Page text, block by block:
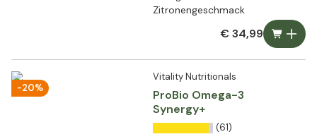
Zitronengeschmack
€ 34,99
-20%
Vitality Nutritionals
ProBio Omega-3
Synergy+
(61)